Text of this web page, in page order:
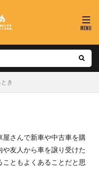
き
さんで新車や中古車を購
や友人から車を譲り受けた
こともよくあることだと思